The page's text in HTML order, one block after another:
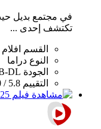
في مجتمع بديل حيث
تكتشف إحدى ...
القسم
النوع دراما
الجودة DL
التقييم 5.8 / 10